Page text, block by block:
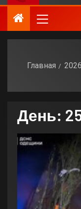
Главная 2026
День: